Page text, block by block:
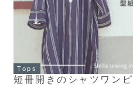
Tops
短冊開きのシャツワン